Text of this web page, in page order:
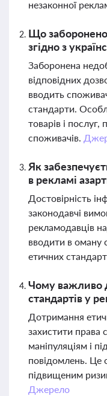
незаконної
Що заборонено
згідно з
Заборонена
відповідних
вводить
стандарти.
товарів і послуг,
споживачів.
Як
в рекламі
Достовірність
законодавчі
рекламодавців
вводити в оману
етичних
Чому важливо
стандартів у
Дотримання
захистити права
маніпуляціям і
повідомлень. Це
підвищеним
Джерело